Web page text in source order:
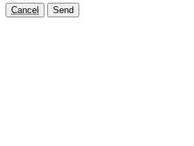
Cancel Send